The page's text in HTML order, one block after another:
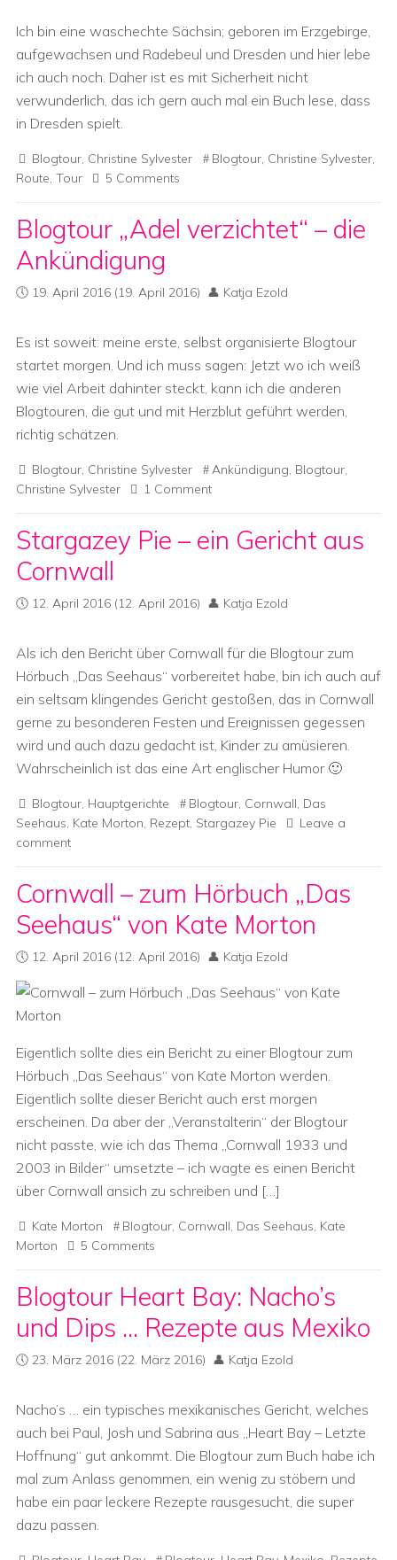
Ich bin eine waschechte Sächsin; geboren im Erzgebirge,
aufgewachsen und Radebeul und Dresden und hier lebe
ich auch noch. Daher ist es mit Sicherheit nicht
verwunderlich, das ich gern auch mal ein Buch lese, dass
in Dresden spielt.
Blogtour, Christine Sylvester Blogtour, Christine Sylvester,
Route, Tour 5 Comments
Blogtour „Adel verzichtet“ – die
Ankündigung
19. April 2016 (19. April 2016) Katja Ezold
Es ist soweit: meine erste, selbst organisierte Blogtour
startet morgen. Und ich muss sagen: Jetzt wo ich weiß
wie viel Arbeit dahinter steckt, kann ich die anderen
Blogtouren, die gut und mit Herzblut geführt werden,
richtig schätzen.
Blogtour, Christine Sylvester Ankündigung, Blogtour,
Christine Sylvester
1 Comment
Stargazey Pie – ein Gericht aus
Cornwall
12. April 2016 (12. April 2016) Katja Ezold
Als ich den Bericht über Cornwall für die Blogtour zum
Hörbuch „Das Seehaus“ vorbereitet habe, bin ich auch auf
ein seltsam klingendes Gericht gestoßen, das in Cornwall
gerne zu besonderen Festen und Ereignissen gegessen
wird und auch dazu gedacht ist, Kinder zu amüsieren.
Wahrscheinlich ist das eine Art englischer Humor 🙂
Blogtour, Hauptgerichte Blogtour, Cornwall, Das
Seehaus, Kate Morton, Rezept, Stargazey Pie
Leave a
comment
Cornwall – zum Hörbuch „Das
Seehaus“ von Kate Morton
12. April 2016 (12. April 2016) Katja Ezold
Eigentlich sollte dies ein Bericht zu einer Blogtour zum
Hörbuch „Das Seehaus“ von Kate Morton werden.
Eigentlich sollte dieser Bericht auch erst morgen
erscheinen. Da aber der „Veranstalterin“ der Blogtour
nicht passte, wie ich das Thema „Cornwall 1933 und
2003 in Bilder“ umsetzte – ich wagte es einen Bericht
über Cornwall ansich zu schreiben und […]
Kate Morton Blogtour, Cornwall, Das Seehaus, Kate
Morton
5 Comments
Blogtour Heart Bay: Nacho’s
und Dips … Rezepte aus Mexiko
23. März 2016 (22. März 2016) Katja Ezold
Nacho’s … ein typisches mexikanisches Gericht, welches
auch bei Paul, Josh und Sabrina aus „Heart Bay – Letzte
Hoffnung“ gut ankommt. Die Blogtour zum Buch habe ich
mal zum Anlass genommen, ein wenig zu stöbern und
habe ein paar leckere Rezepte rausgesucht, die super
dazu passen.